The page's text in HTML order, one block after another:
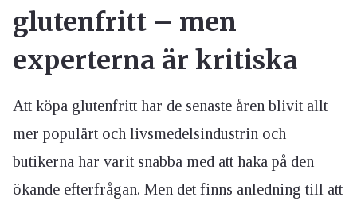
glutenfritt – men
experterna är kritiska
Att köpa glutenfritt har de senaste åren blivit allt
mer populärt och livsmedelsindustrin och
butikerna har varit snabba med att haka på den
ökande efterfrågan. Men det finns anledning till att